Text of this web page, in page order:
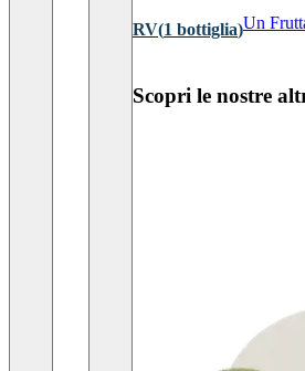
RV(1 bottiglia)Un
Scopri le nostre